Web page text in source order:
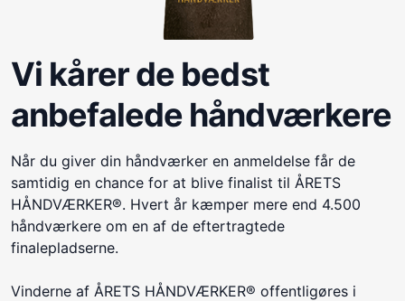
Vi kårer de bedst
anbefalede håndværkere
Når du giver din håndværker en anmeldelse får de
samtidig en chance for at blive finalist til ÅRETS
HÅNDVÆRKER®. Hvert år kæmper mere end 4.500
håndværkere om en af de eftertragtede
finalepladserne.
Vinderne af ÅRETS HÅNDVÆRKER® offentligøres i